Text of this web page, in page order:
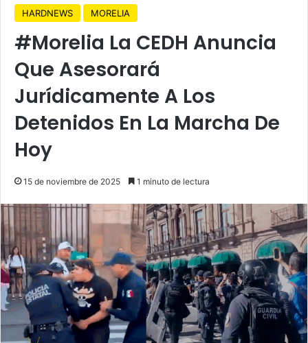
HARDNEWS MORELIA
#Morelia La CEDH Anuncia
Que Asesorará
Jurídicamente A Los
Detenidos En La Marcha De
Hoy
15 de noviembre de 2025 1 minuto de lectura